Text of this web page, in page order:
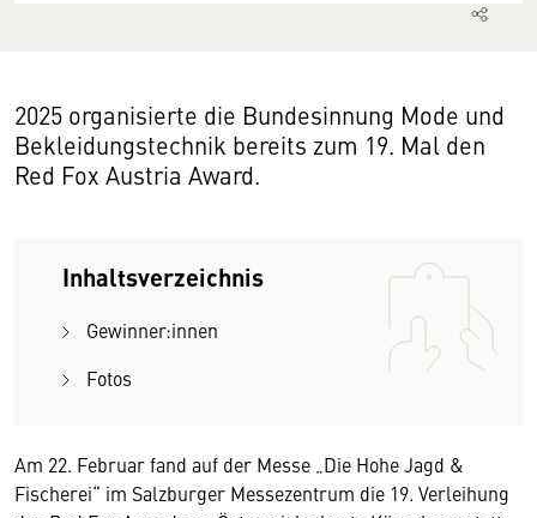
2025 organisierte die Bundesinnung Mode und
Bekleidungstechnik bereits zum 19. Mal den
Red Fox Austria Award.
Inhaltsverzeichnis
Gewinner:innen
Fotos
Am 22. Februar fand auf der Messe „Die Hohe Jagd &
Fischerei“ im Salzburger Messezentrum die 19. Verleihung
Hier würden wir Ihnen gerne einen externen